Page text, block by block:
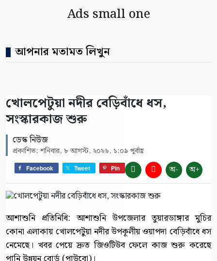
Ads small one
আপনার মতামত লিখুন
খোলপেটুয়া নদীর বেড়িবাঁধে ধস,
সংস্কারকাজ শুরু
ডেস্ক নিউজ
প্রকাশিত: শনিবার, ৮ আগস্ট, ২০২৬, ১:০৯ পূর্বাহ্ণ
Facebook Tweet Pin অ- অ+
আশাশুনি প্রতিনিধি: আশাশুনি উপজেলার তুয়ারডাঙ্গার মুচির
কোনা এলাকায় খোলপেটুয়া নদীর উপকূলীয় ওয়াপদা বেড়িবাঁধে ধস
নেমেছে। খবর পেয়ে দ্রুত জিওটিউব ফেলে কাজ শুরু করেছে